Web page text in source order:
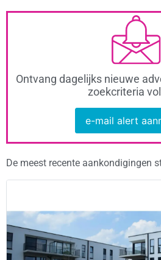
Ontvang dagelijks nieuwe
zoekcriteria
e-mail alert
De meest recente aankondigingen